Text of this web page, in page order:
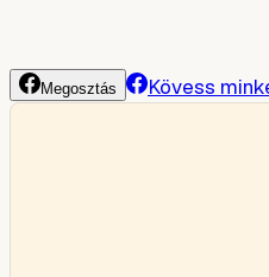
Megosztás Kövess